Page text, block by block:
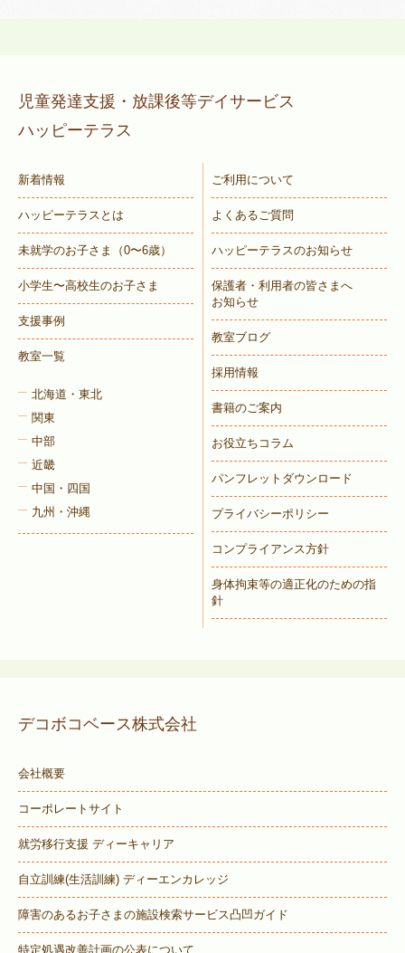
児童発達支援・放課後等デイサービス
ハッピーテラス
新着情報
ハッピーテラスとは
未就学のお子さま （0〜6歳）
小学生〜高校生のお子さま
支援事例
教室一覧
北海道・東北
関東
中部
近畿
中国・四国
九州・沖縄
ご利用について
よくあるご質問
ハッピーテラスのお知らせ
保護者・利用者の皆さまへ
お知らせ
教室ブログ
採用情報
書籍のご案内
お役立ちコラム
パンフレットダウンロード
プライバシーポリシー
コンプライアンス方針
身体拘束等の適正化のための指
針
デコボコベース株式会社
会社概要
コーポレートサイト
就労移行支援 ディーキャリア
自立訓練(生活訓練) ディーエンカレッジ
障害のあるお子さまの施設検索サービス凸凹ガイド
特定処遇改善計画の公表について